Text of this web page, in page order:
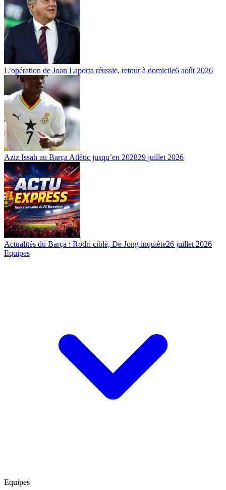
L’opération de Joan Laporta réussie, retour à domicile6 août 2026
Aziz Issah au Barça Atlètic jusqu’en 202829 juillet 2026
Actualités du Barça : Rodri ciblé, De Jong inquiète26 juillet 2026
Equipes
Equipes